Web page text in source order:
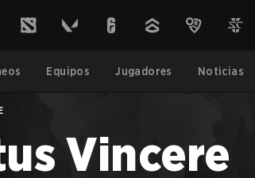
Equipos Jugadores Noticias
Vincere